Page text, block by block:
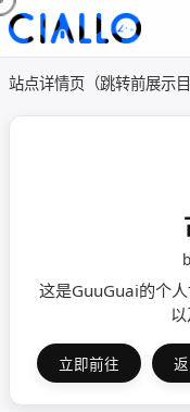
站点详情页（跳转前展示
这是GuuGuai的个
立即前往